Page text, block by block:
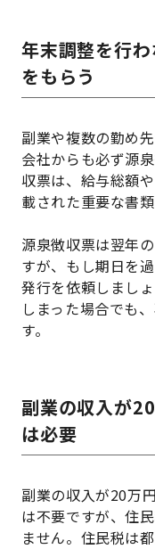
年末調整を行
をもらう
副業や複数の勤め
会社からも必ず源
収票は、給与総額
載された重要な書
源泉徴収票は翌年
すが、もし期日を
発行を依頼しまし
しまった場合でも
す。
副業の収入が
は必要
副業の収入が20万
は不要ですが、住
ません。住民税は